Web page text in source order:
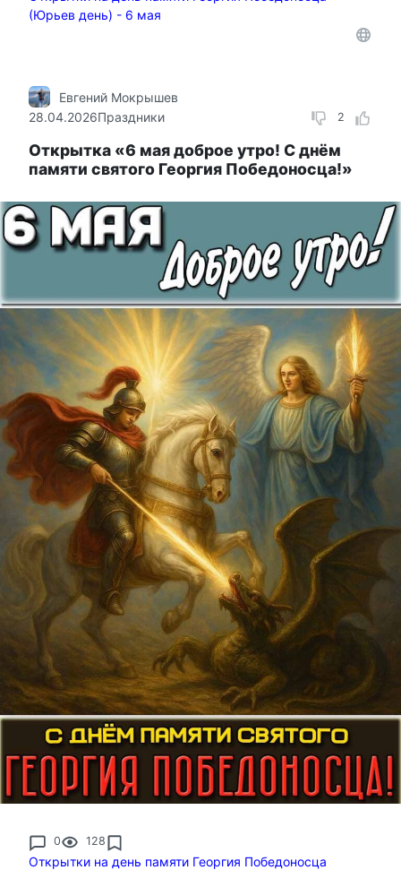
(Юрьев день) - 6 мая
2
Евгений Мокрышев
28.04.2026Праздники
Открытка «6 мая доброе утро! С днём
памяти святого Георгия Победоносца!»
0 128
Открытки на день памяти Георгия Победоносца